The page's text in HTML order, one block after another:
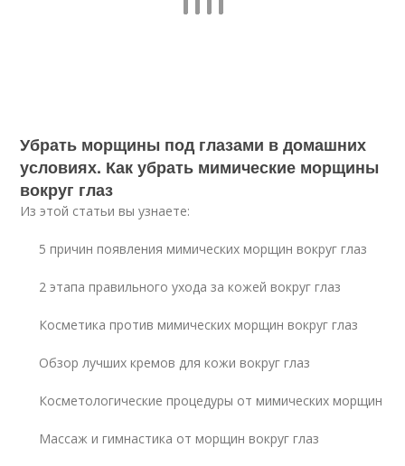
Убрать морщины под глазами в домашних
условиях. Как убрать мимические морщины
вокруг глаз
Из этой статьи вы узнаете:
5 причин появления мимических морщин вокруг глаз
2 этапа правильного ухода за кожей вокруг глаз
Косметика против мимических морщин вокруг глаз
Обзор лучших кремов для кожи вокруг глаз
Косметологические процедуры от мимических морщин
Массаж и гимнастика от морщин вокруг глаз